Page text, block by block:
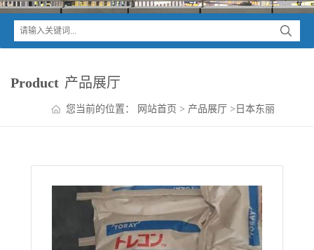
Product 产品展厅
您当前的位置： 网站首页 > 产品展厅 > 日本东丽